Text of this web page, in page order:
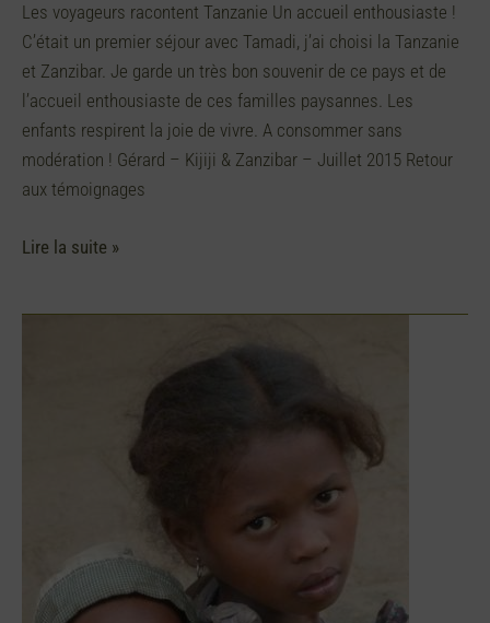
Les voyageurs racontent Tanzanie Un accueil enthousiaste !
C’était un premier séjour avec Tamadi, j’ai choisi la Tanzanie
et Zanzibar. Je garde un très bon souvenir de ce pays et de
l’accueil enthousiaste de ces familles paysannes. Les
enfants respirent la joie de vivre. A consommer sans
modération ! Gérard – Kijiji & Zanzibar – Juillet 2015 Retour
aux témoignages
Lire la suite »